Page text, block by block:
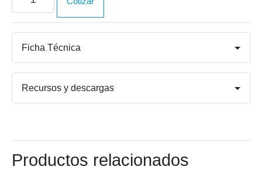
entrada
para
Ficha Técnica
Recursos y descargas
Productos relacionados